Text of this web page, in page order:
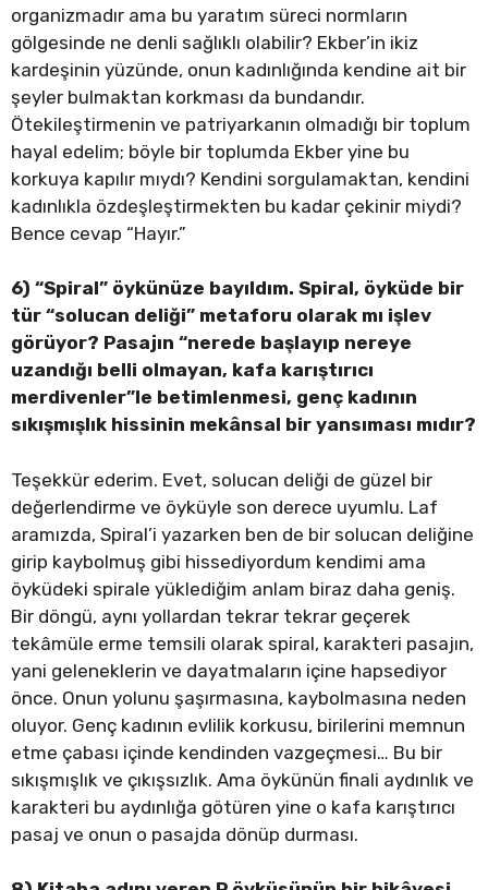
organizmadır ama bu yaratım süreci normların
gölgesinde ne denli sağlıklı olabilir? Ekber’in ikiz
kardeşinin yüzünde, onun kadınlığında kendine ait bir
şeyler bulmaktan korkması da bundandır.
Ötekileştirmenin ve patriyarkanın olmadığı bir toplum
hayal edelim; böyle bir toplumda Ekber yine bu
korkuya kapılır mıydı? Kendini sorgulamaktan, kendini
kadınlıkla özdeşleştirmekten bu kadar çekinir miydi?
Bence cevap “Hayır.”
6) “Spiral” öykünüze bayıldım. Spiral, öyküde bir
tür “solucan deliği” metaforu olarak mı işlev
görüyor? Pasajın “nerede başlayıp nereye
uzandığı belli olmayan, kafa karıştırıcı
merdivenler”le betimlenmesi, genç kadının
sıkışmışlık hissinin mekânsal bir yansıması mıdır?
Teşekkür ederim. Evet, solucan deliği de güzel bir
değerlendirme ve öyküyle son derece uyumlu. Laf
aramızda, Spiral’i yazarken ben de bir solucan deliğine
girip kaybolmuş gibi hissediyordum kendimi ama
öyküdeki spirale yüklediğim anlam biraz daha geniş.
Bir döngü, aynı yollardan tekrar tekrar geçerek
tekâmüle erme temsili olarak spiral, karakteri pasajın,
yani geleneklerin ve dayatmaların içine hapsediyor
önce. Onun yolunu şaşırmasına, kaybolmasına neden
oluyor. Genç kadının evlilik korkusu, birilerini memnun
etme çabası içinde kendinden vazgeçmesi… Bu bir
sıkışmışlık ve çıkışsızlık. Ama öykünün finali aydınlık ve
karakteri bu aydınlığa götüren yine o kafa karıştırıcı
pasaj ve onun o pasajda dönüp durması.